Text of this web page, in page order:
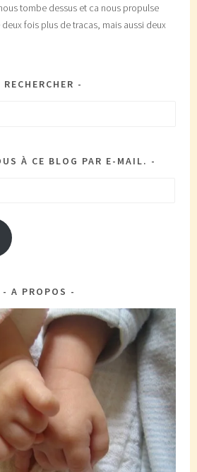
tombe dessus et ca nous propulse
fois plus de tracas, mais aussi deux
RECHERCHER
À CE BLOG PAR E-MAIL.
A PROPOS